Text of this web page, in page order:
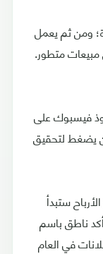
ومن ثم يعمل
متطور.
عندما استحوذ فيسبوك على
يضغط لتحقيق
ستبدأ
أكد ناطق باسم
في العام